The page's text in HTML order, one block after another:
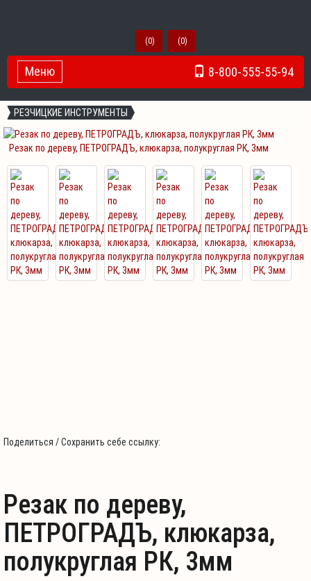
(0) (0)
8-800-555-55-94
Toggle Navigation
Меню
РЕЗЧИЦКИЕ ИНСТРУМЕНТЫ
Резак по дереву, ПЕТРОГРАДЪ, клюкарза, полукруглая РК, 3мм
Поделиться / Сохранить себе ссылку:
Резак по дереву,
ПЕТРОГРАДЪ, клюкарза,
полукруглая РК, 3мм